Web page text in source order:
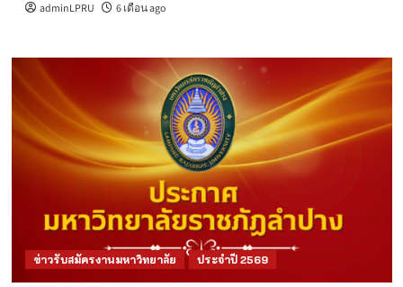
adminLPRU 6 เดือน ago
ข่าวรับสมัครงานมหาวิทยาลัย ประจำปี 2569